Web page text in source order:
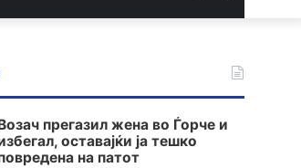
прегазил жена во Ѓорче и
оставајќи ја тешко
на патот